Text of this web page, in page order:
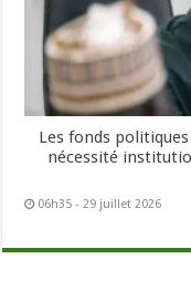
Les fonds
nécessité
06h35 - 29 juillet 2026